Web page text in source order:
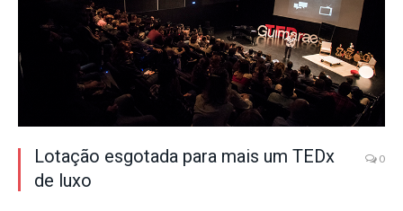
Lotação esgotada para mais um TEDx
de luxo
0